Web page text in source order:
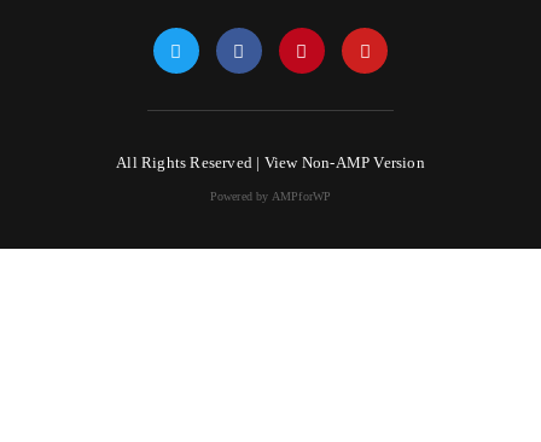
All Rights Reserved | View Non-AMP Version
Powered by AMPforWP